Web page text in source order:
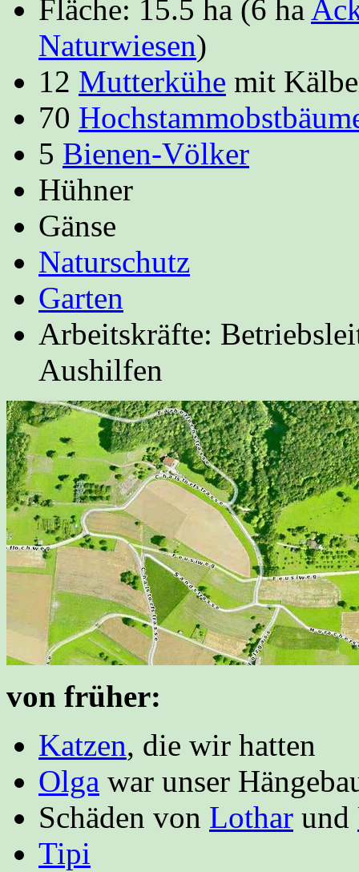
Fläche: 15.5 ha (6 ha
Naturwiesen)
12 Mutterkühe mit
70
5 Bienen-Völker
Hühner
Gänse
Naturschutz
Garten
Arbeitskräfte:
Aushilfen
von früher:
Katzen, die wir hatten
Olga war unser
Schäden von Lothar und
Tipi